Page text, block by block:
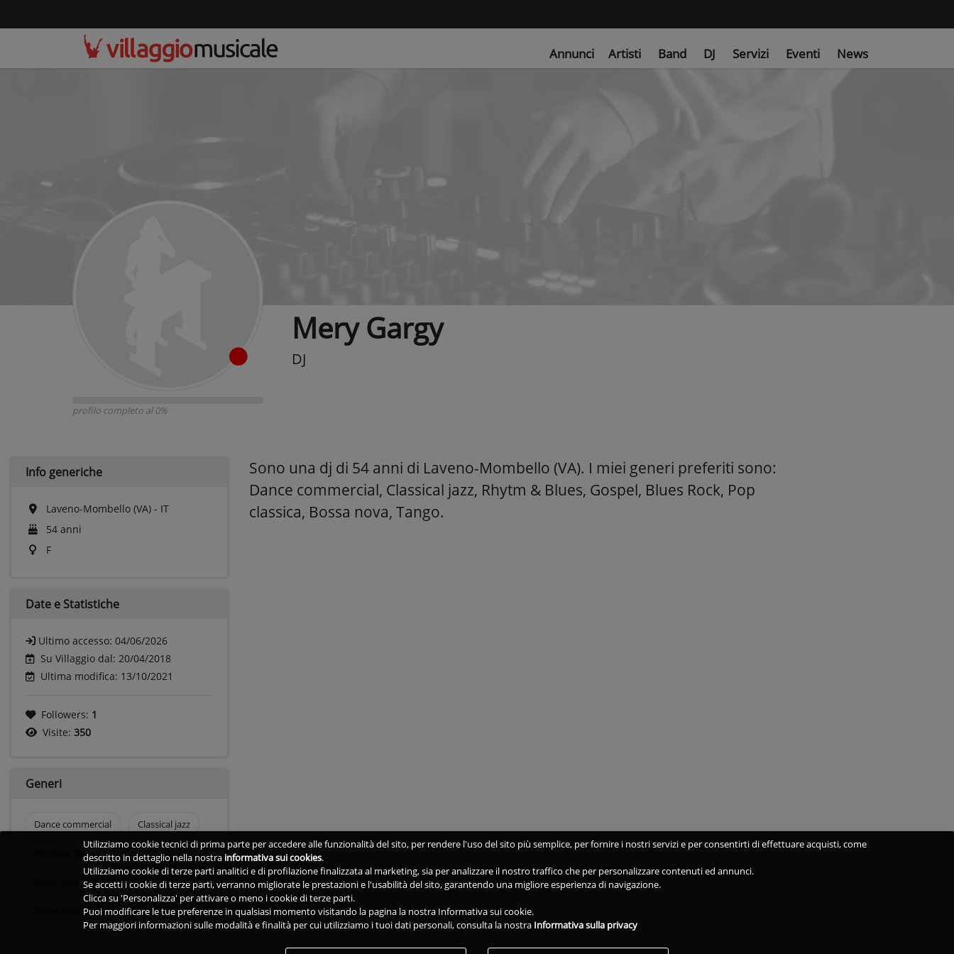
Annunci Artisti Band DJ Servizi Eventi News
profilo completo al 0%
Mery Gargy
DJ
Info generiche
Laveno-Mombello (VA) - IT
54 anni
F
Date e Statistiche
Ultimo accesso: 04/06/2026
Su Villaggio dal: 20/04/2018
Ultima modifica: 13/10/2021
Followers: 1
Visite: 350
Generi
Dance commercial Classical jazz
Rhytm & Blues Gospel
Pop classica
Tango
Sono una dj di 54 anni di Laveno-Mombello (VA). I miei generi preferiti sono:
Dance commercial, Classical jazz, Rhytm & Blues, Gospel, Blues Rock, Pop
classica, Bossa nova, Tango.
Utilizziamo cookie tecnici di prima parte per accedere alle funzionalità del sito, per rendere l'uso del sito più semplice, per fornire i nostri servizi e per consentirti di effettuare acquisti, come
descritto in dettaglio nella nostra informativa sui cookies.
Utilizziamo cookie di terze parti analitici e di profilazione finalizzata al marketing, sia per analizzare il nostro traffico che per personalizzare contenuti ed annunci.
Se accetti i cookie di terze parti, verranno migliorate le prestazioni e l'usabilità del sito, garantendo una migliore esperienza di navigazione.
Clicca su 'Personalizza' per attivare o meno i cookie di terze parti.
Puoi modificare le tue preferenze in qualsiasi momento visitando la pagina la nostra Informativa sui cookie.
Per maggiori informazioni sulle modalità e finalità per cui utilizziamo i tuoi dati personali, consulta la nostra Informativa sulla privacy